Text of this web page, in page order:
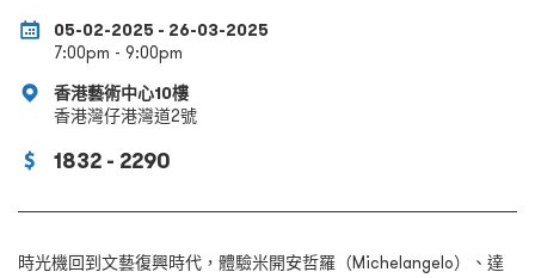
05-02-2025 - 26-03-2025
7:00pm - 9:00pm
香港藝術中心10樓
香港灣仔港灣道2號
1832 - 2290
時光機回到文藝復興時代，體驗米開安哲羅（Michelangelo）、達